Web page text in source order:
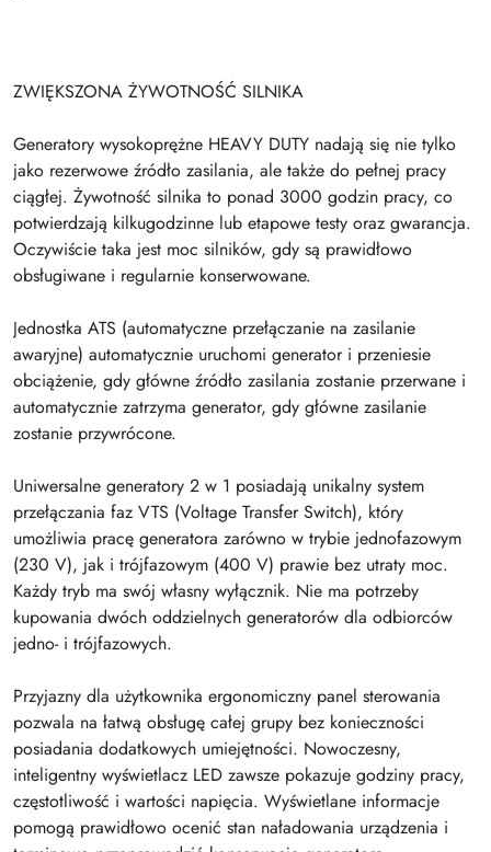
ZWIĘKSZONA ŻYWOTNOŚĆ SILNIKA
Generatory wysokoprężne HEAVY DUTY nadają się nie tylko
jako rezerwowe źródło zasilania, ale także do pełnej pracy
ciągłej. Żywotność silnika to ponad 3000 godzin pracy, co
potwierdzają kilkugodzinne lub etapowe testy oraz gwarancja.
Oczywiście taka jest moc silników, gdy są prawidłowo
obsługiwane i regularnie konserwowane.
Jednostka ATS (automatyczne przełączanie na zasilanie
awaryjne) automatycznie uruchomi generator i przeniesie
obciążenie, gdy główne źródło zasilania zostanie przerwane i
automatycznie zatrzyma generator, gdy główne zasilanie
zostanie przywrócone.
Uniwersalne generatory 2 w 1 posiadają unikalny system
przełączania faz VTS (Voltage Transfer Switch), który
umożliwia pracę generatora zarówno w trybie jednofazowym
(230 V), jak i trójfazowym (400 V) prawie bez utraty moc.
Każdy tryb ma swój własny wyłącznik. Nie ma potrzeby
kupowania dwóch oddzielnych generatorów dla odbiorców
jedno- i trójfazowych.
Przyjazny dla użytkownika ergonomiczny panel sterowania
pozwala na łatwą obsługę całej grupy bez konieczności
posiadania dodatkowych umiejętności. Nowoczesny,
inteligentny wyświetlacz LED zawsze pokazuje godziny pracy,
częstotliwość i wartości napięcia. Wyświetlane informacje
pomogą prawidłowo ocenić stan naładowania urządzenia i